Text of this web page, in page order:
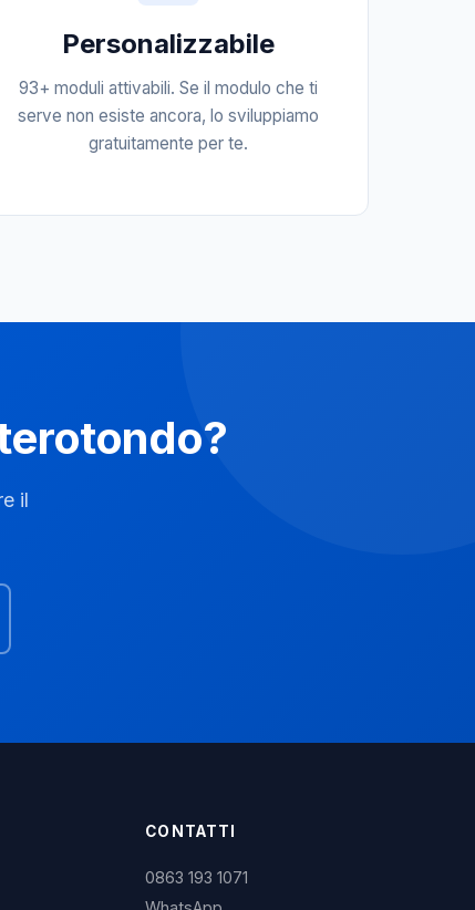
Personalizzabile
93+ moduli attivabili. Se il modulo che ti
serve non esiste ancora, lo sviluppiamo
gratuitamente per te.
il
CONTATTI
0863 193 1071